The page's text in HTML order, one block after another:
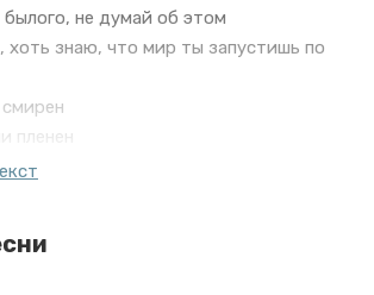
не думай об этом
хоть знаю, что мир ты запустишь по
пленен
объятьем